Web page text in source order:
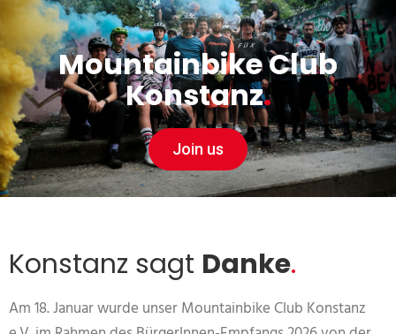
Mountainbike Club
Konstanz.
Join us
Konstanz sagt Danke.
Am 18. Januar wurde unser Mountainbike Club Konstanz